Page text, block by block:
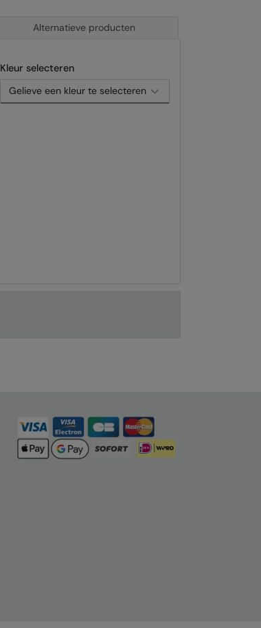
Alternatieve producten
Kleur selecteren